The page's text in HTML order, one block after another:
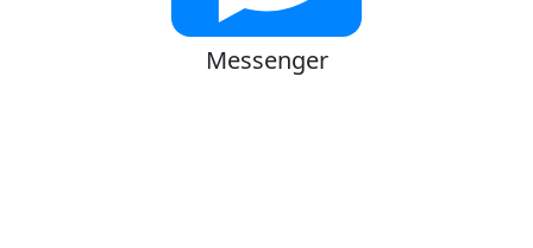
Messenger